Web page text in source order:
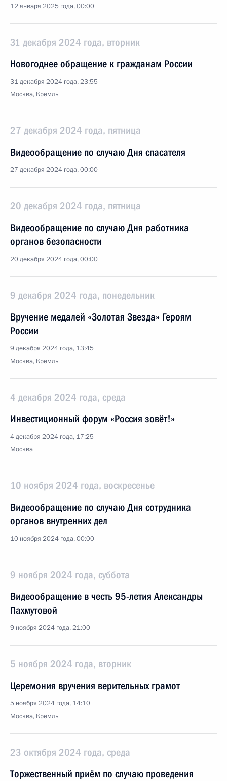
12 января 2025 года, 00:00
31 декабря 2024 года, вторник
Новогоднее обращение к гражданам России
31 декабря 2024 года, 23:55
Москва, Кремль
27 декабря 2024 года, пятница
Видеообращение по случаю Дня спасателя
27 декабря 2024 года, 00:00
20 декабря 2024 года, пятница
Видеообращение по случаю Дня работника
органов безопасности
20 декабря 2024 года, 00:00
9 декабря 2024 года, понедельник
Вручение медалей «Золотая Звезда» Героям
России
9 декабря 2024 года, 13:45
Москва, Кремль
4 декабря 2024 года, среда
Инвестиционный форум «Россия зовёт!»
4 декабря 2024 года, 17:25
Москва
10 ноября 2024 года, воскресенье
Видеообращение по случаю Дня сотрудника
органов внутренних дел
10 ноября 2024 года, 00:00
9 ноября 2024 года, суббота
Видеообращение в честь 95-летия Александры
Пахмутовой
9 ноября 2024 года, 21:00
5 ноября 2024 года, вторник
Церемония вручения верительных грамот
5 ноября 2024 года, 14:10
Москва, Кремль
23 октября 2024 года, среда
Торжественный приём по случаю проведения